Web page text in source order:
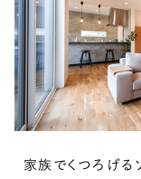
家族でくつろげる